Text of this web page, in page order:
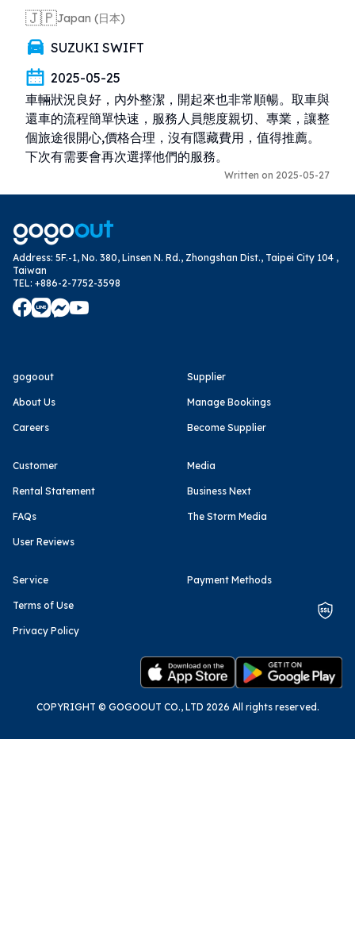
🇯🇵Japan (日本)
SUZUKI SWIFT
2025-05-25
車輛狀況良好，內外整潔，開起來也非常順暢。取車與
還車的流程簡單快速，服務人員態度親切、專業，讓整
個旅途很開心,價格合理，沒有隱藏費用，值得推薦。
下次有需要會再次選擇他們的服務。
Written on 2025-05-27
Address: 5F.-1, No. 380, Linsen N. Rd., Zhongshan Dist., Taipei City 104 ,
Taiwan
TEL: +886-2-7752-3598
gogoout
About Us
Careers
Supplier
Manage Bookings
Become Supplier
Customer
Rental Statement
FAQs
User Reviews
Media
Business Next
The Storm Media
Service
Terms of Use
Privacy Policy
Payment Methods
COPYRIGHT © GOGOOUT CO., LTD 2026 All rights reserved.